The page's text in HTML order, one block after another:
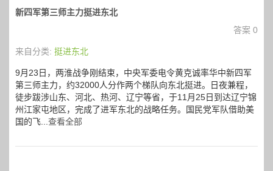
新四军第三师主力挺进东北
答案 0
来自分类: 挺进东北
9月23日，两淮战争刚结束，中央军委电令黄克诚率华中新四军
第三师主力，约32000人分作两个梯队向东北挺进。日夜兼程，
徒步跋涉山东、河北、热河、辽宁等省，于11月25日到达辽宁锦
州江家屯地区，完成了进军东北的战略任务。国民党军队借助美
国的飞... 查看全部